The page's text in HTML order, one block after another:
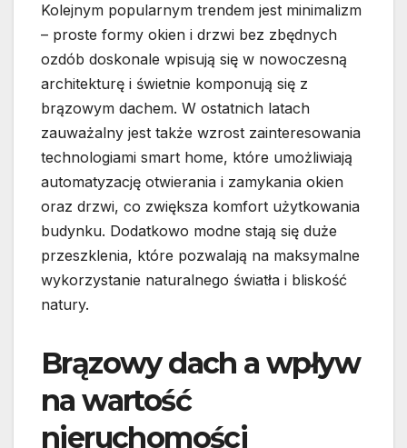
Kolejnym popularnym trendem jest minimalizm
– proste formy okien i drzwi bez zbędnych
ozdób doskonale wpisują się w nowoczesną
architekturę i świetnie komponują się z
brązowym dachem. W ostatnich latach
zauważalny jest także wzrost zainteresowania
technologiami smart home, które umożliwiają
automatyzację otwierania i zamykania okien
oraz drzwi, co zwiększa komfort użytkowania
budynku. Dodatkowo modne stają się duże
przeszklenia, które pozwalają na maksymalne
wykorzystanie naturalnego światła i bliskość
natury.
Brązowy dach a wpływ
na wartość
nieruchomości